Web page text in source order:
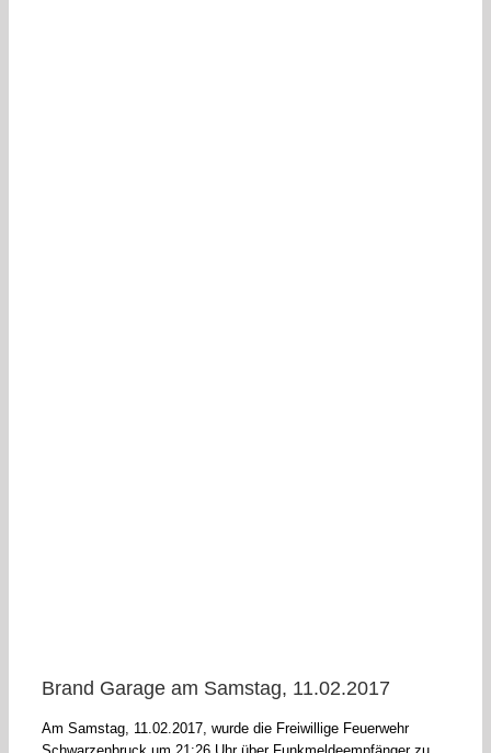
Brand Garage am Samstag, 11.02.2017
Am Samstag, 11.02.2017, wurde die Freiwillige Feuerwehr